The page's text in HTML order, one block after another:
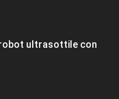
robot ultrasottile con